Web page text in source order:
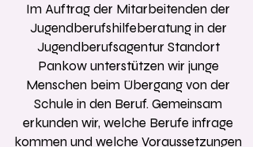
Im Auftrag der Mitarbeitenden der
Jugendberufshilfeberatung in der
Jugendberufsagentur Standort
Pankow unterstützen wir junge
Menschen beim Übergang von der
Schule in den Beruf. Gemeinsam
erkunden wir, welche Berufe infrage
kommen und welche Voraussetzungen